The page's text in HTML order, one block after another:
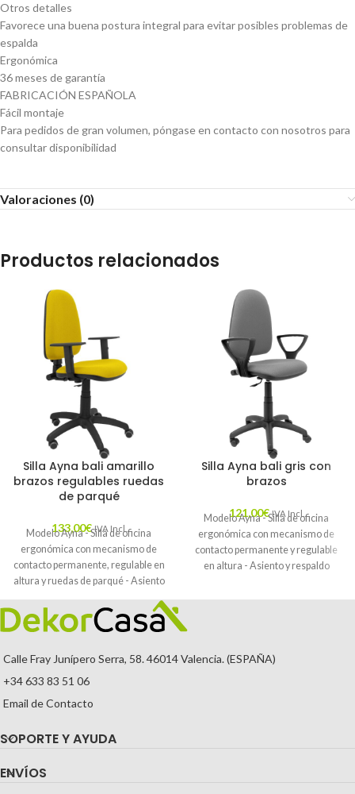
Otros detalles
Favorece una buena postura integral para evitar posibles problemas de
espalda
Ergonómica
36 meses de garantía
FABRICACIÓN ESPAÑOLA
Fácil montaje
Para pedidos de gran volumen, póngase en contacto con nosotros para
consultar disponibilidad
Valoraciones (0)
Productos relacionados
Silla Ayna bali amarillo
brazos regulables ruedas
de parqué
133,00€ IVA Incl.
Modelo Ayna - Silla de oficina
ergonómica con mecanismo de
contacto permanente, regulable en
altura y ruedas de parqué - Asiento
y respaldo tapizados en tejido BALI
color amarillo (BRAZOS
REGULABLES EN ALTURA)
Silla Ayna bali gris con
brazos
121,00€ IVA Incl.
Modelo Ayna - Silla de oficina
ergonómica con mecanismo de
contacto permanente y regulable
en altura - Asiento y respaldo
Calle Fray Junípero Serra, 58. 46014 Valencia. (ESPAÑA)
+34 633 83 51 06
Email de Contacto
SOPORTE Y AYUDA
ENVÍOS